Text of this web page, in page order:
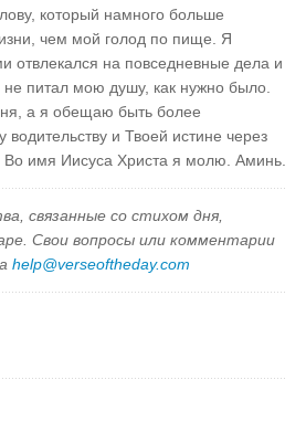
который намного больше
чем мой голод по пище. Я
отвлекался на повседневные дела и
не питал мою душу, как нужно было.
а я обещаю быть более
и Твоей истине через
Во имя Иисуса Христа я молю. Аминь.
связанные со стихом дня,
Свои вопросы или комментарии
help@verseoftheday.com